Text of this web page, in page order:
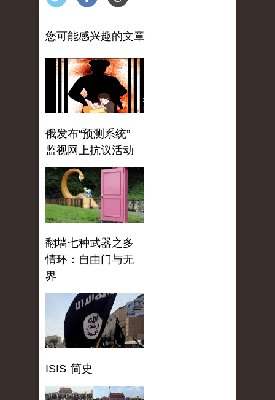
您可能感兴趣的文章
俄发布“预测系统”
监视网上抗议活动
翻墙七种武器之多
情环：自由门与无
界
ISIS 简史